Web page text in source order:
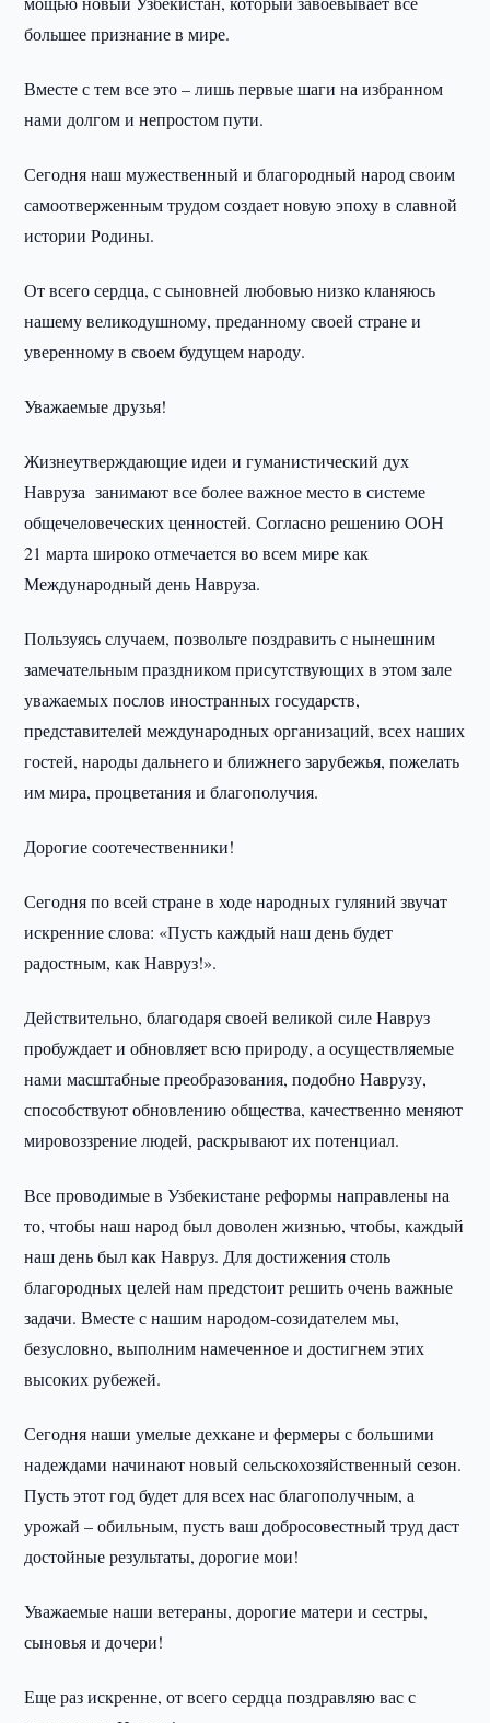
большее признание в мире.
Вместе с тем все это – лишь первые шаги на избранном
нами долгом и непростом пути.
Сегодня наш мужественный и благородный народ своим
самоотверженным трудом создает новую эпоху в славной
истории Родины.
От всего сердца, с сыновней любовью низко кланяюсь
нашему великодушному, преданному своей стране и
уверенному в своем будущем народу.
Уважаемые друзья!
Жизнеутверждающие идеи и гуманистический дух
Навруза занимают все более важное место в системе
общечеловеческих ценностей. Согласно решению ООН
21 марта широко отмечается во всем мире как
Международный день Навруза.
Пользуясь случаем, позвольте поздравить с нынешним
замечательным праздником присутствующих в этом зале
уважаемых послов иностранных государств,
представителей международных организаций, всех наших
гостей, народы дальнего и ближнего зарубежья, пожелать
им мира, процветания и благополучия.
Дорогие соотечественники!
Сегодня по всей стране в ходе народных гуляний звучат
искренние слова: «Пусть каждый наш день будет
радостным, как Навруз!».
Действительно, благодаря своей великой силе Навруз
пробуждает и обновляет всю природу, а осуществляемые
нами масштабные преобразования, подобно Наврузу,
способствуют обновлению общества, качественно меняют
мировоззрение людей, раскрывают их потенциал.
Все проводимые в Узбекистане реформы направлены на
то, чтобы наш народ был доволен жизнью, чтобы, каждый
наш день был как Навруз. Для достижения столь
благородных целей нам предстоит решить очень важные
задачи. Вместе с нашим народом-созидателем мы,
безусловно, выполним намеченное и достигнем этих
высоких рубежей.
Сегодня наши умелые дехкане и фермеры с большими
надеждами начинают новый сельскохозяйственный сезон.
Пусть этот год будет для всех нас благополучным, а
урожай – обильным, пусть ваш добросовестный труд даст
достойные результаты, дорогие мои!
Уважаемые наши ветераны, дорогие матери и сестры,
сыновья и дочери!
Еще раз искренне, от всего сердца поздравляю вас с